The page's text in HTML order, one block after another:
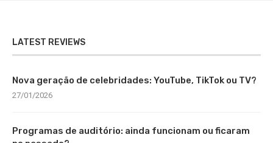
LATEST REVIEWS
Nova geração de celebridades: YouTube, TikTok ou TV?
27/01/2026
Programas de auditório: ainda funcionam ou ficaram